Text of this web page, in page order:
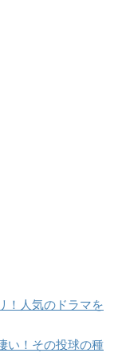
！人気のドラマを
い！その投球の種